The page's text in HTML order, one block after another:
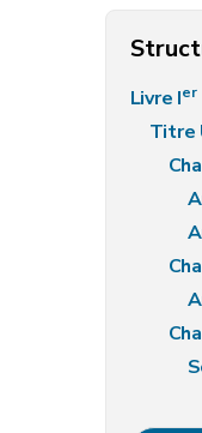
Livre Ier
Titre